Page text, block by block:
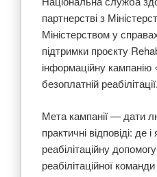
партнерстві з
Міністерством у
підтримки проєкту
інформаційну кампанію
безоплатній реабілітації.
Мета кампанії — дати
практичні відповіді: де
реабілітаційну
реабілітаційної